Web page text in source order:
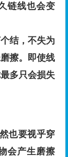
链线也会变
结，不失为
擦。即使线
多只会损失
也要视乎穿
会产生磨擦